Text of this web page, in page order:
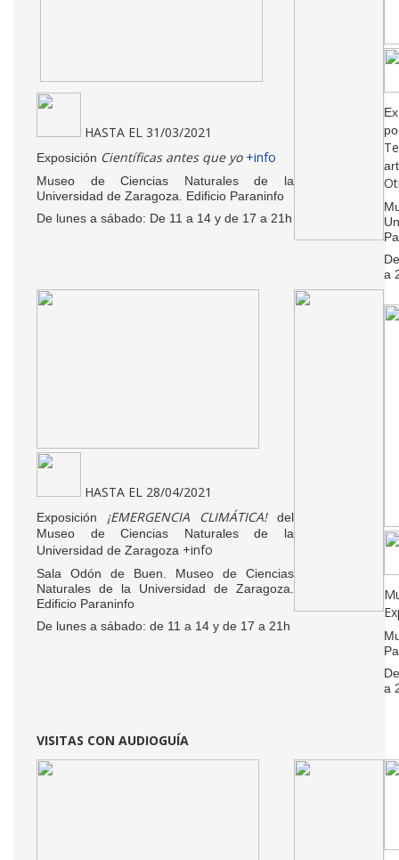
HASTA EL 31/03/2021
Exposición Científicas antes que yo +info
Museo de Ciencias Naturales de la
Universidad de Zaragoza. Edificio Paraninfo
De lunes a sábado: De 11 a 14 y de 17 a 21h
a
HASTA EL 28/04/2021
Exposición ¡EMERGENCIA CLIMÁTICA!del
Museo de Ciencias Naturales de la
Universidad de Zaragoza +info
Sala Odón de Buen. Museo de Ciencias
Naturales de la Universidad de Zaragoza.
Edificio Paraninfo
De lunes a sábado: de 11 a 14 y de 17 a 21h
a
VISITAS CON AUDIOGUÍA